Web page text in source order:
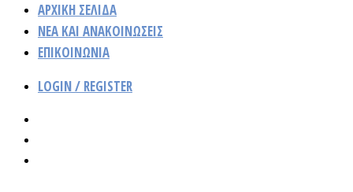
ΑΡΧΙΚΗ ΣΕΛΙΔΑ
ΝΈΑ ΚΑΙ ΑΝΑΚΟΙΝΏΣΕΙΣ
ΕΠΙΚΟΙΝΩΝΙΑ
LOGIN / REGISTER